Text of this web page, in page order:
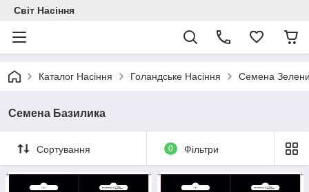
Світ Насіння
Каталог Насіння Голандське Насіння Семена
Семена Базилика
Сортування 0 Фільтри